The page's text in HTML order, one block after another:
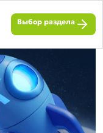
Выбор раздела